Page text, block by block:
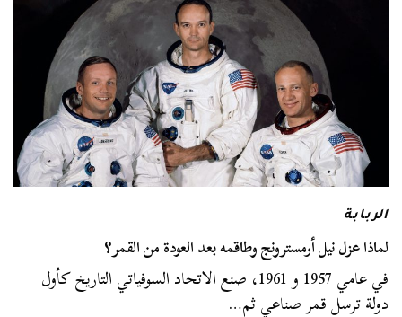
الربابة
لماذا عزل نيل أرمسترونج وطاقمه بعد العودة من القمر؟
في عامي 1957 و 1961، صنع الاتحاد السوفياتي التاريخ كأول
دولة ترسل قمر صناعي ثم…